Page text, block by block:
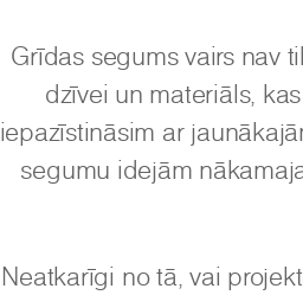
Grīdas segums vairs nav
dzīvei un materiāls,
iepazīstināsim ar
segumu idejām
Neatkarīgi no tā, vai